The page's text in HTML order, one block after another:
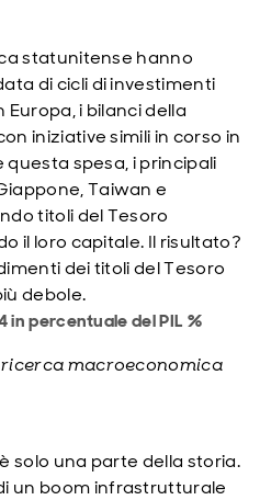
statunitense hanno
di cicli di investimenti
i bilanci della
iniziative simili in corso in
spesa, i principali
Taiwan e
titoli del Tesoro
il loro capitale. Il risultato?
dei titoli del Tesoro
debole.
in percentuale del PIL %
ricerca macroeconomica
solo una parte della storia.
un boom infrastrutturale